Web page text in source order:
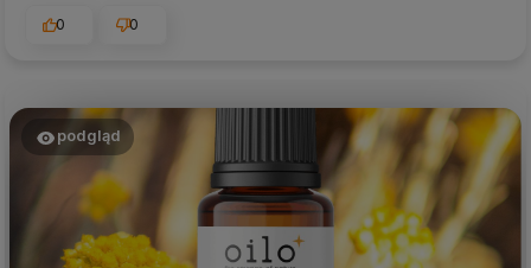
0
0
podgląd